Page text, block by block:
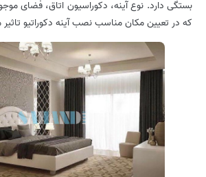
بستگی دارد. نوع آینه، دکوراسیون اتاق، فضای
که در تعیین مکان مناسب نصب آینه دکوراتیو تاثیر